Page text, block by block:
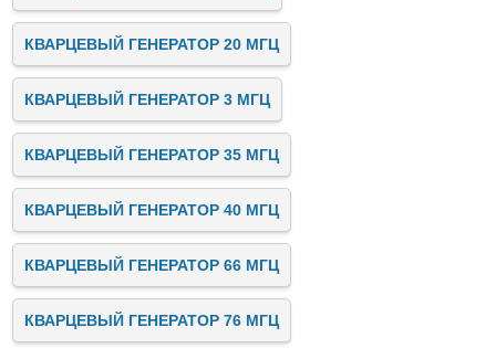
КВАРЦЕВЫЙ ГЕНЕРАТОР 20 МГЦ
КВАРЦЕВЫЙ ГЕНЕРАТОР 3 МГЦ
КВАРЦЕВЫЙ ГЕНЕРАТОР 35 МГЦ
КВАРЦЕВЫЙ ГЕНЕРАТОР 40 МГЦ
КВАРЦЕВЫЙ ГЕНЕРАТОР 66 МГЦ
КВАРЦЕВЫЙ ГЕНЕРАТОР 76 МГЦ